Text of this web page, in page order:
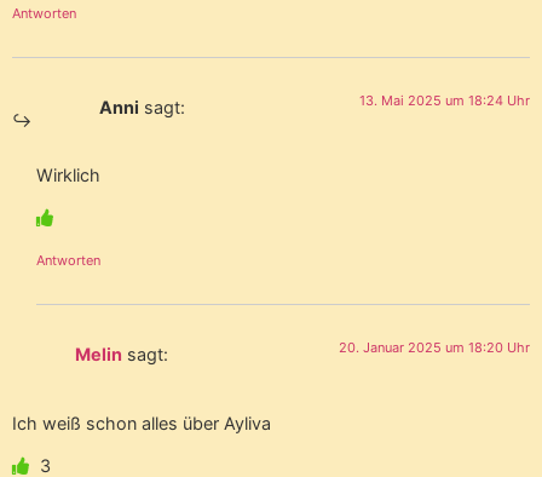
Antworten
Anni sagt: 13. Mai 2025 um 18:24 Uhr
Wirklich
Antworten
Melin sagt: 20. Januar 2025 um 18:20 Uhr
Ich weiß schon alles über Ayliva
3